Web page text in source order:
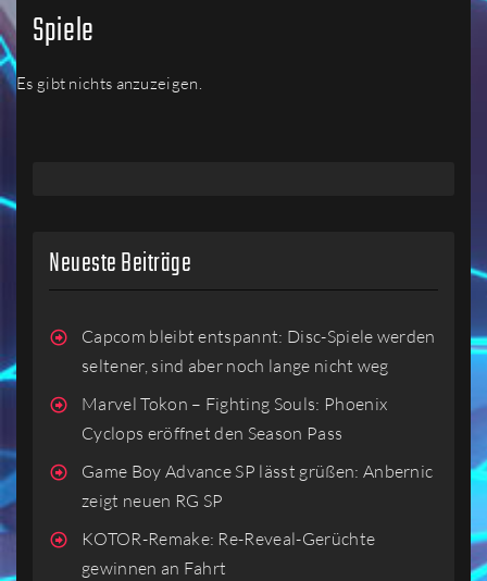
Spiele
Es gibt nichts anzuzeigen.
Neueste Beiträge
Capcom bleibt entspannt: Disc-Spiele werden
seltener, sind aber noch lange nicht weg
Marvel Tokon – Fighting Souls: Phoenix
Cyclops eröffnet den Season Pass
Game Boy Advance SP lässt grüßen: Anbernic
zeigt neuen RG SP
KOTOR-Remake: Re-Reveal-Gerüchte
gewinnen an Fahrt